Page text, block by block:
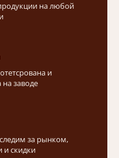
на любой
и
заводе
за рынком,
и скидки